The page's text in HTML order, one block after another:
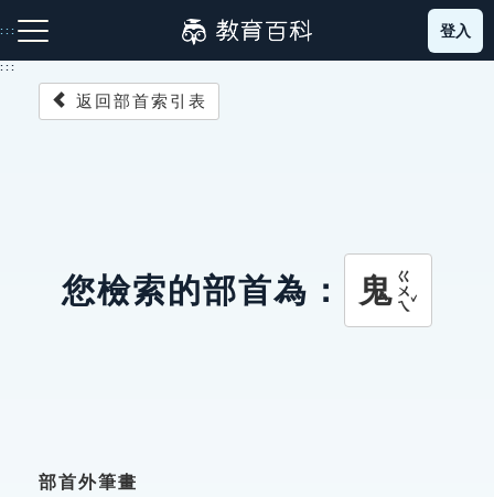
到
主
::: 登入
:::
返回部首索引表
您檢索的部首為： 鬼ㄍㄨㄟˇ
部首外筆畫